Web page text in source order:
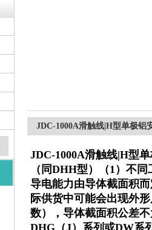
JDC-1000A滑触线|H型单极铝
JDC-1000A滑触线|H型
（同DHH型）（1）不
导电能力由导体截面积
际供货中可能会出现外
数），导体截面积公差
DHG（J）系列或DW系